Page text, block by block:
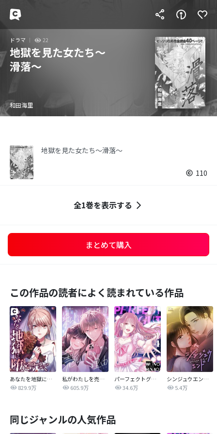
ドラマ 22
地獄を見た女たち～
滑落～
和田海里
地獄を見た女たち～滑落～
110
全1巻を表示する
まとめて購入
この作品の読者によく読まれている作品
あなたを地獄に堕とすまで
829.9万
私がわたしを売る理由
605.9万
パーフェクトグリッター
34.6万
シンジュウエンド【タテヨミ】
5.4万
同じジャンルの人気作品